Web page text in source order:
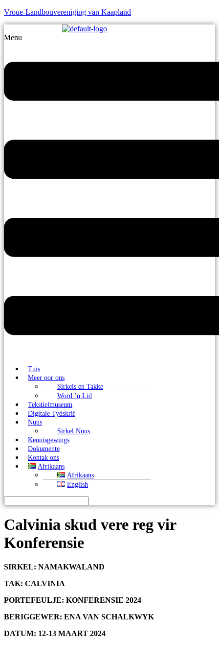
Vroue-Landbouvereniging van Kaapland
Menu
Tuis
Meer oor ons
Sirkels en Takke
Word ’n Lid
Tekstielmuseum
Digitale Tydskrif
Nuus
Sirkel Nuus
Kennisgewings
Dokumente
Kontak ons
Afrikaans
Afrikaans
English
Calvinia skud vere reg vir
Konferensie
SIRKEL: NAMAKWALAND
TAK: CALVINIA
PORTEFEULJE: KONFERENSIE 2024
BERIGGEWER: ENA VAN SCHALKWYK
DATUM: 12-13 MAART 2024